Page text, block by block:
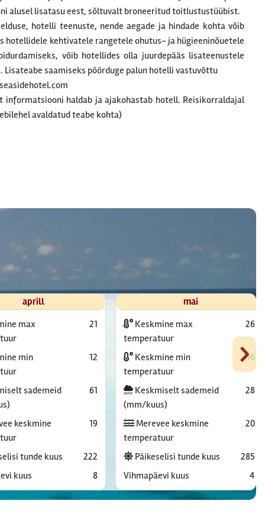
alusel lisatasu eest, sõltuvalt broneeritud toitlustustüübist.
hotelli teenuste, nende aegade ja hindade kohta võib
hotellidele kehtivatele rangetele ohutus- ja hügieeninõuetele
võib hotellides olla juurdepääs lisateenustele
Lisateabe saamiseks pöörduge palun hotelli vastuvõttu
informatsiooni haldab ja ajakohastab hotell. Reisikorraldajal
avaldatud teabe kohta)
›
aprill
max
21
min
12
sademeid
61
keskmine
19
tunde kuus
222
kuus
8
mai
Keskmine max
temperatuur
26
Keskmine min
temperatuur
16
Keskmiselt sademeid
(mm/kuus)
28
Merevee keskmine
temperatuur
20
Päikeselisi tunde kuus
285
Vihmapäevi kuus
4